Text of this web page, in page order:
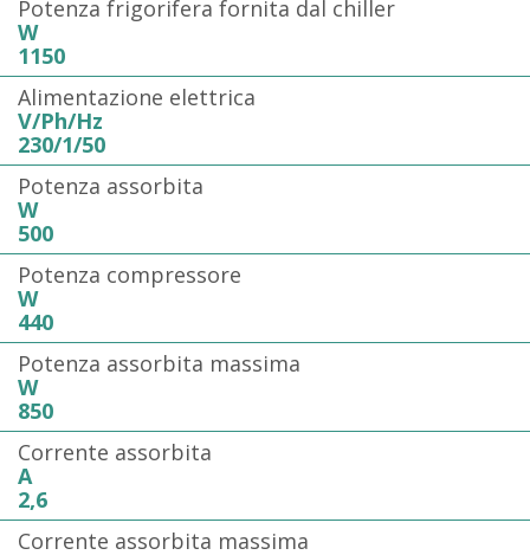
Potenza frigorifera fornita dal chiller
W
1150
Alimentazione elettrica
V/Ph/Hz
230/1/50
Potenza assorbita
W
500
Potenza compressore
W
440
Potenza assorbita massima
W
850
Corrente assorbita
A
2,6
Corrente assorbita massima